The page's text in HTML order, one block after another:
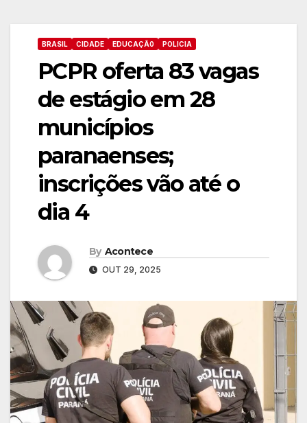
BRASIL CIDADE EDUCAÇÃ0 POLICIA
PCPR oferta 83 vagas
de estágio em 28
municípios
paranaenses;
inscrições vão até o
dia 4
By Acontece
OUT 29, 2025